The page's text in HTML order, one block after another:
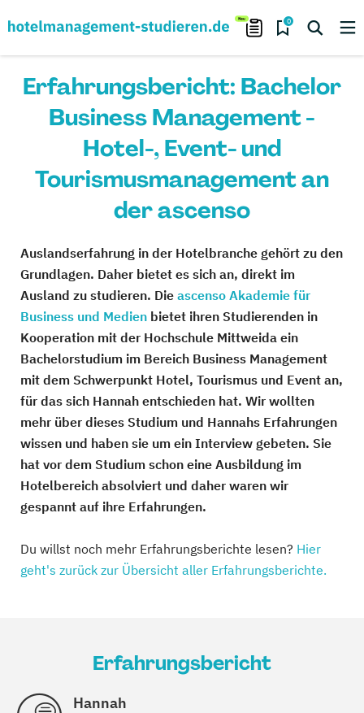
0
Erfahrungsbericht: Bachelor
Business Management -
Hotel-, Event- und
Tourismusmanagement an
der ascenso
Auslandserfahrung in der Hotelbranche gehört zu den
Grundlagen. Daher bietet es sich an, direkt im
Ausland zu studieren. Die ascenso Akademie für
Business und Medien bietet ihren Studierenden in
Kooperation mit der Hochschule Mittweida ein
Bachelorstudium im Bereich Business Management
mit dem Schwerpunkt Hotel, Tourismus und Event an,
für das sich Hannah entschieden hat. Wir wollten
mehr über dieses Studium und Hannahs Erfahrungen
wissen und haben sie um ein Interview gebeten. Sie
hat vor dem Studium schon eine Ausbildung im
Hotelbereich absolviert und daher waren wir
gespannt auf ihre Erfahrungen.
Du willst noch mehr Erfahrungsberichte lesen? Hier
geht's zurück zur Übersicht aller Erfahrungsberichte.
Erfahrungsbericht
Hannah